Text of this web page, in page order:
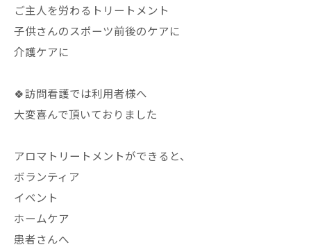
ご主人を労わるトリートメント
子供さんのスポーツ前後のケアに
介護ケアに
🍀訪問看護では利用者様へ
大変喜んで頂いておりました
アロマトリートメントができると、
ボランティア
イベント
ホームケア
患者さんへ